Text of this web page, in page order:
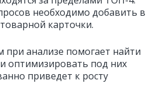
необходимо добавить в
карточки.
при анализе помогает найти
оптимизировать под них
приведет к росту